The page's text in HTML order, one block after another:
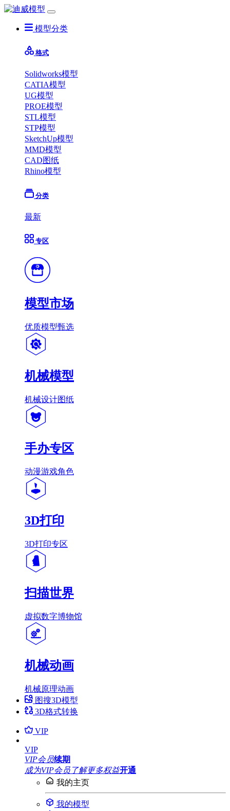
模型分类
格式
Solidworks模型
CATIA模型
UG模型
PROE模型
STL模型
STP模型
SketchUp模型
MMD模型
CAD图纸
Rhino模型
分类
最新
专区
模型市场
优质模型甄选
机械模型
机械设计图纸
手办专区
动漫游戏角色
3D打印
3D打印专区
扫描世界
虚拟数字博物馆
机械动画
机械原理动画
图搜3D模型
3D格式转换
VIP
VIP
VIP会员续期
成为VIP会员 了解更多权益开通
我的主页
我的模型